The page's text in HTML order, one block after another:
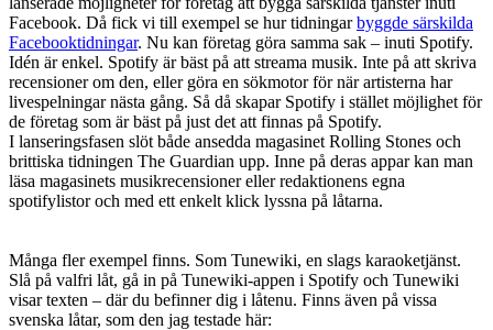
Facebook. Då fick vi till exempel se hur tidningarbyggde särskilda
Facebooktidningar. Nu kan företag göra samma sak – inuti Spotify.
Idén är enkel. Spotify är bäst på att streama musik. Inte på att skriva
recensioner om den, eller göra en sökmotor för när artisterna har
livespelningar nästa gång. Så då skapar Spotify i stället möjlighet för
de företag som är bäst på just det att finnas på Spotify.
I lanseringsfasen slöt både ansedda magasinet Rolling Stones och
brittiska tidningen The Guardian upp. Inne på deras appar kan man
läsa magasinets musikrecensioner eller redaktionens egna
spotifylistor och med ett enkelt klick lyssna på låtarna.
Många fler exempel finns. Som Tunewiki, en slags karaoketjänst.
Slå på valfri låt, gå in på Tunewiki-appen i Spotify och Tunewiki
visar texten – där du befinner dig i låtenu. Finns även på vissa
svenska låtar, som den jag testade här: